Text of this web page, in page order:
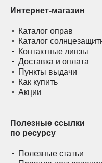
Интернет-магазин
Каталог оправ
Каталог
Контактные линзы
Доставка и оплата
Пункты выдачи
Как купить
Акции
Полезные ссылки
по ресурсу
Полезные статьи